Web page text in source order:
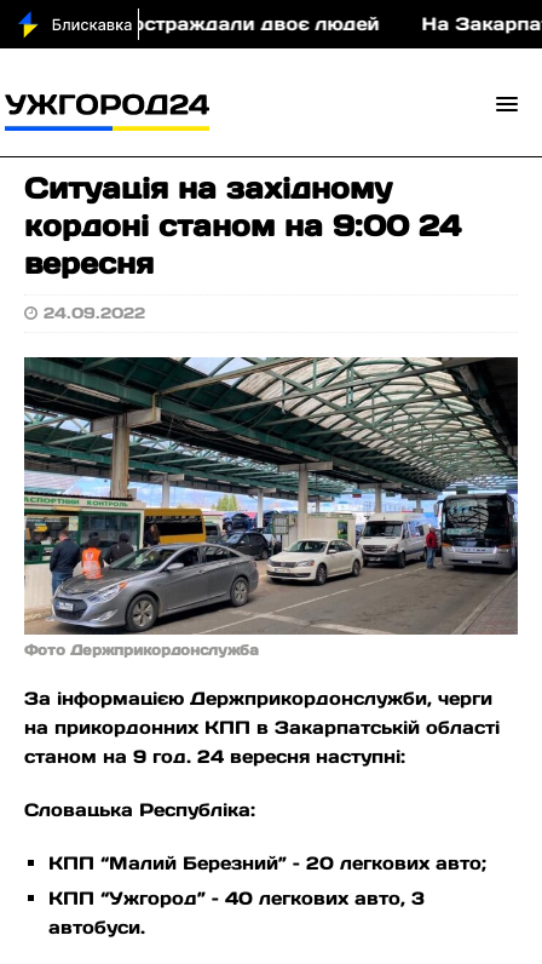
у ДТП постраждали двоє людей На
Ситуація на західному
кордоні станом на 9:00 24
вересня
24.09.2022
Фото Держприкордонслужба
За інформацією Держприкордонслужби, черги
на прикордонних КПП в Закарпатській області
станом на 9 год. 24 вересня наступні:
Словацька Республіка:
КПП “Малий Березний” – 20 легкових авто;
КПП “Ужгород” – 40 легкових авто, 3
автобуси.